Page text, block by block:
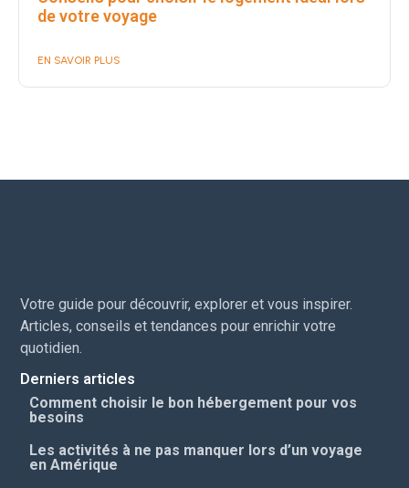
de votre voyage
EN SAVOIR PLUS
Votre guide pour découvrir, explorer et vous inspirer.
Articles, conseils et tendances pour enrichir votre
quotidien.
Derniers articles
Comment choisir le bon hébergement pour vos
besoins
Les activités à ne pas manquer lors d’un voyage
en Amérique